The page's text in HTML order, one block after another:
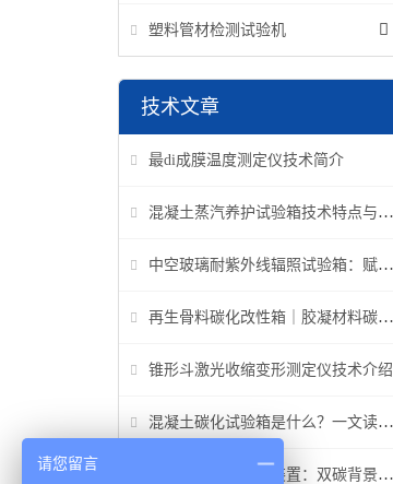
请您留言
塑料管材检测试验机
技术文章
最di成膜温度测定仪技术简介
混凝土蒸汽养护试验箱技术特点与应用解析
中空玻璃耐紫外线辐照试验箱：赋能建筑玻璃质量检测新标准
再生骨料碳化改性箱｜胶凝材料碳化机理研究专用设备
锥形斗激光收缩变形测定仪技术介绍
混凝土碳化试验箱是什么？一文读懂它的功能、原理与标准要求
高温高压碳化试验装置：双碳背景下胶凝材料研究核心装备